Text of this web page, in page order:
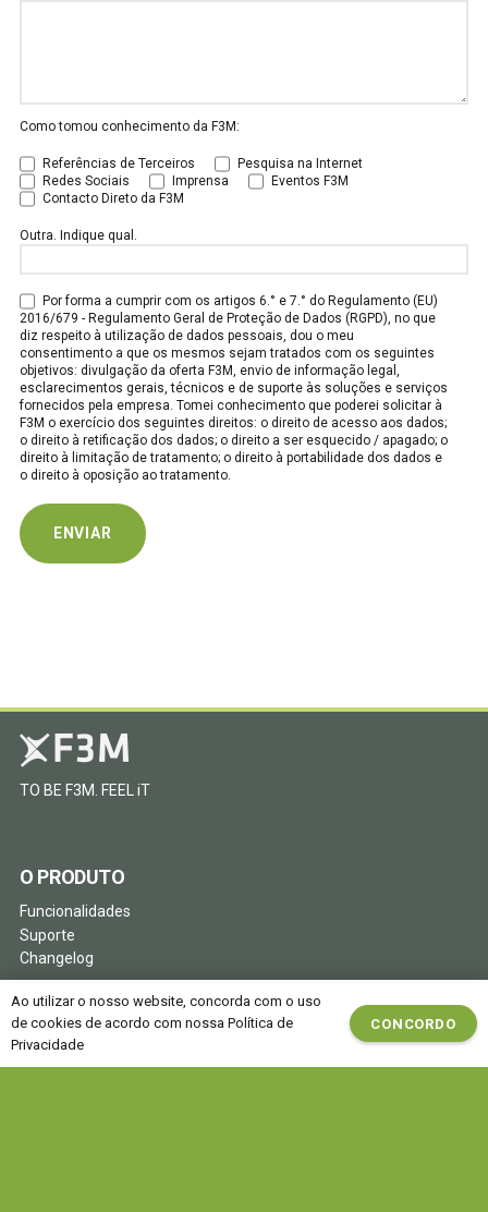
Como tomou conhecimento da F3M:
Referências de Terceiros
Pesquisa na Internet
Redes Sociais
Imprensa
Eventos F3M
Contacto Direto da F3M
Outra. Indique qual.
Por forma a cumprir com os artigos 6.° e 7.° do Regulamento (EU)
2016/679 - Regulamento Geral de Proteção de Dados (RGPD), no que
diz respeito à utilização de dados pessoais, dou o meu
consentimento a que os mesmos sejam tratados com os seguintes
objetivos: divulgação da oferta F3M, envio de informação legal,
esclarecimentos gerais, técnicos e de suporte às soluções e serviços
fornecidos pela empresa. Tomei conhecimento que poderei solicitar à
F3M o exercício dos seguintes direitos: o direito de acesso aos dados;
o direito à retificação dos dados; o direito a ser esquecido / apagado; o
direito à limitação de tratamento; o direito à portabilidade dos dados e
o direito à oposição ao tratamento.
TO BE F3M. FEEL iT
O PRODUTO
Funcionalidades
Suporte
Changelog
EMPRESA
Sobre a F3M
Ao utilizar o nosso website, concorda com o uso
de cookies de acordo com nossa Política de
Privacidade
CONCORDO